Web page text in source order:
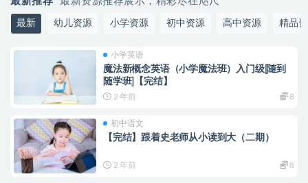
最新 幼儿资源 小学资源 初中资源 高中资源 精品
小学英语
魔法新概念英语（小学魔法班）入门级[随到
随学班]【完结】
2 年前 8
初中语文
【完结】跟着史老师从小读到大（二期）
2 年前 8